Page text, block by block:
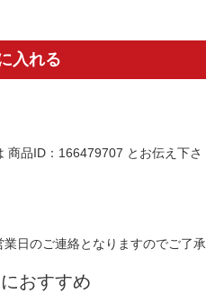
入れる
商品ID：166479707 とお伝え下さ
日のご連絡となりますのでご了承
おすすめ